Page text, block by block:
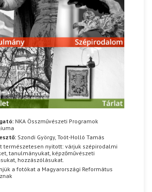
NKA Összművészeti Programok
Szondi György, Toót-Holló Tamás
természetesen nyitott: várjuk szépirodalmi
tanulmányukat, képzőművészeti
hozzászólásukat.
a fotókat a Magyarországi Református